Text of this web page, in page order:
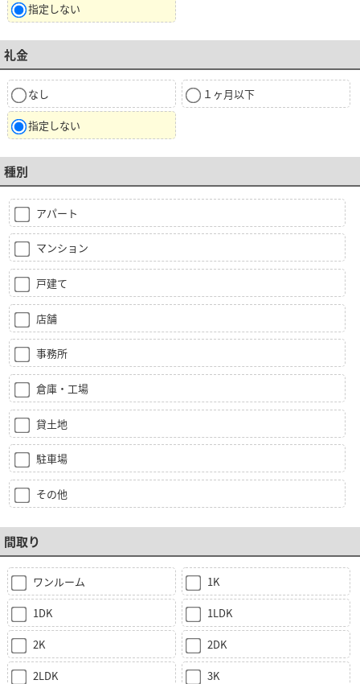
指定しない
礼金
なし １ヶ月以下
指定しない
種別
アパート
マンション
戸建て
店舗
事務所
倉庫・工場
貸土地
駐車場
その他
間取り
ワンルーム 1K
1DK 1LDK
2K 2DK
2LDK 3K